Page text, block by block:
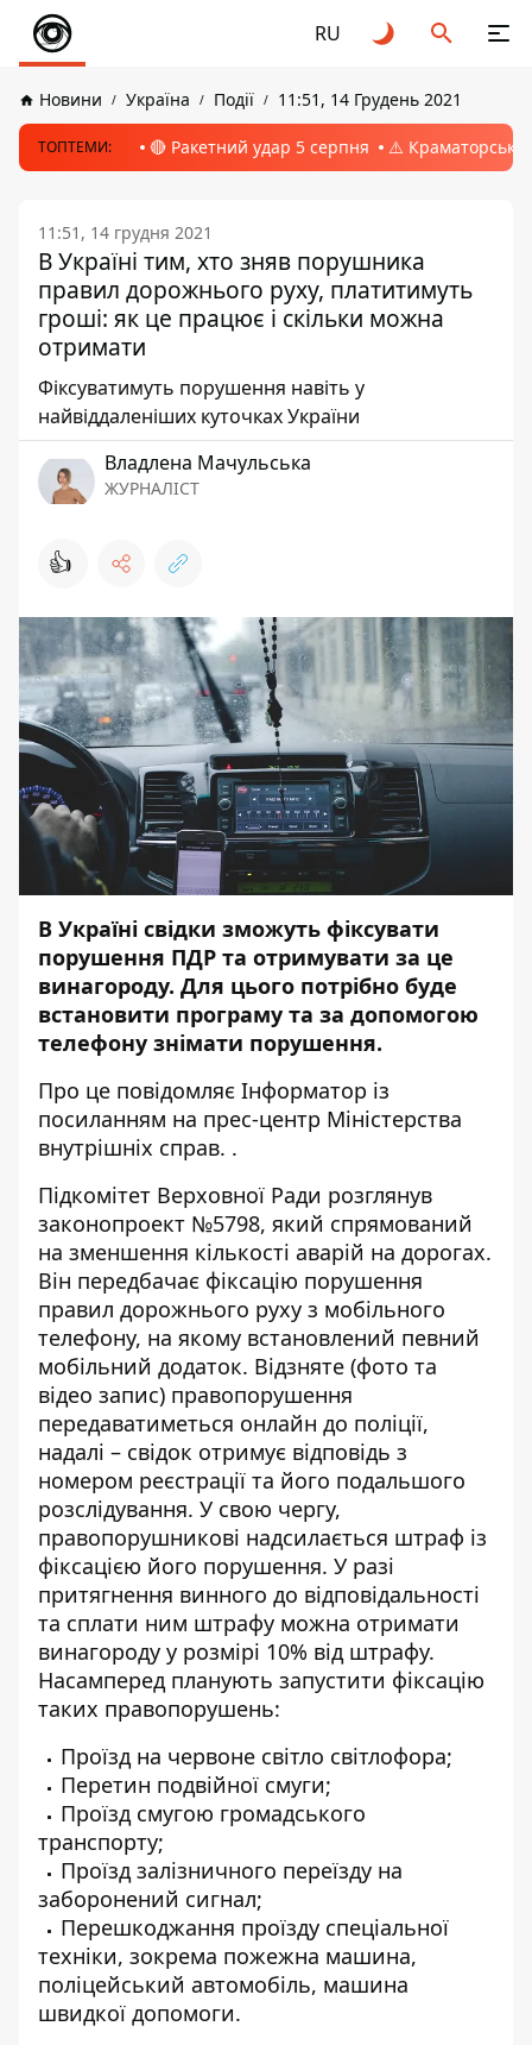
RU
Новини Україна Події 11:51, 14 Грудень 2021
ТОПТЕМИ: 🔴 Ракетний удар 5 серпня ⚠️ Краматорськ,
11:51, 14 грудня 2021
В Україні тим, хто зняв порушника
правил дорожнього руху, платитимуть
гроші: як це працює і скільки можна
отримати
Фіксуватимуть порушення навіть у
найвіддаленіших куточках України
Владлена Мачульська
ЖУРНАЛІСТ
👍
В Україні свідки зможуть фіксувати
порушення ПДР та отримувати за це
винагороду. Для цього потрібно буде
встановити програму та за допомогою
телефону знімати порушення.
Про це повідомляє Інформатор із
посиланням на прес-центр Міністерства
внутрішніх справ. .
Підкомітет Верховної Ради розглянув
законопроект №5798, який спрямований
на зменшення кількості аварій на дорогах.
Він передбачає фіксацію порушення
правил дорожнього руху з мобільного
телефону, на якому встановлений певний
мобільний додаток. Відзняте (фото та
відео запис) правопорушення
передаватиметься онлайн до поліції,
надалі – свідок отримує відповідь з
номером реєстрації та його подальшого
розслідування. У свою чергу,
правопорушникові надсилається штраф із
фіксацією його порушення. У разі
притягнення винного до відповідальності
та сплати ним штрафу можна отримати
винагороду у розмірі 10% від штрафу.
Насамперед планують запустити фіксацію
таких правопорушень:
Проїзд на червоне світло світлофора;
Перетин подвійної смуги;
Проїзд смугою громадського
транспорту;
Проїзд залізничного переїзду на
заборонений сигнал;
Перешкоджання проїзду спеціальної
техніки, зокрема пожежна машина,
поліцейський автомобіль, машина
швидкої допомоги.